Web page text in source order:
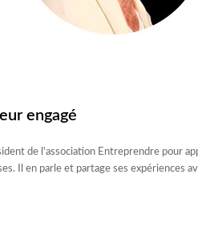
engagé
de l'association Entreprendre pour
Il en parle et partage ses expériences